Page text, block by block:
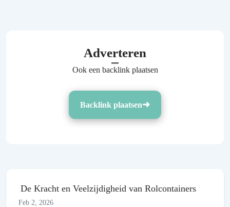
Adverteren
Ook een backlink plaatsen
Backlink plaatsen
De Kracht en Veelzijdigheid van Rolcontainers
Feb 2, 2026